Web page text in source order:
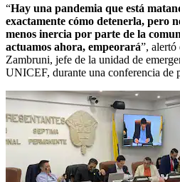
“Hay una pandemia que está
exactamente cómo detenerla, pero
menos inercia por parte de la
actuamos ahora, empeorará”, alertó
Zambruni, jefe de la unidad de
UNICEF, durante una conferencia de